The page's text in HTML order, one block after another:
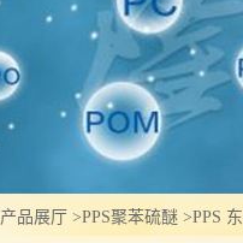
产品展厅 >PPS聚苯硫醚 >PPS